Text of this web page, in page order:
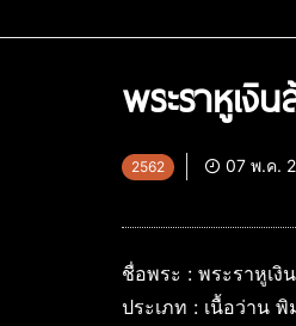
พระราหูเงิ
2562 07 พ.ค.
ชื่อพระ : พระราหูเงิ
ประเภท : เนื้อว่าน